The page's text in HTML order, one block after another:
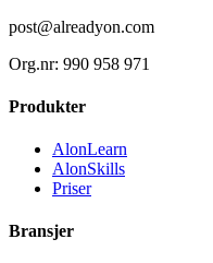
post@alreadyon.com
Org.nr: 990 958 971
Produkter
AlonLearn
AlonSkills
Priser
Bransjer